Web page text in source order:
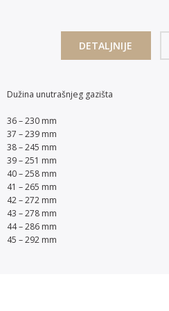
DETALJNIJE
Dužina unutrašnjeg gazišta
36 – 230 mm
37 – 239 mm
38 – 245 mm
39 – 251 mm
40 – 258 mm
41 – 265 mm
42 – 272 mm
43 – 278 mm
44 – 286 mm
45 – 292 mm